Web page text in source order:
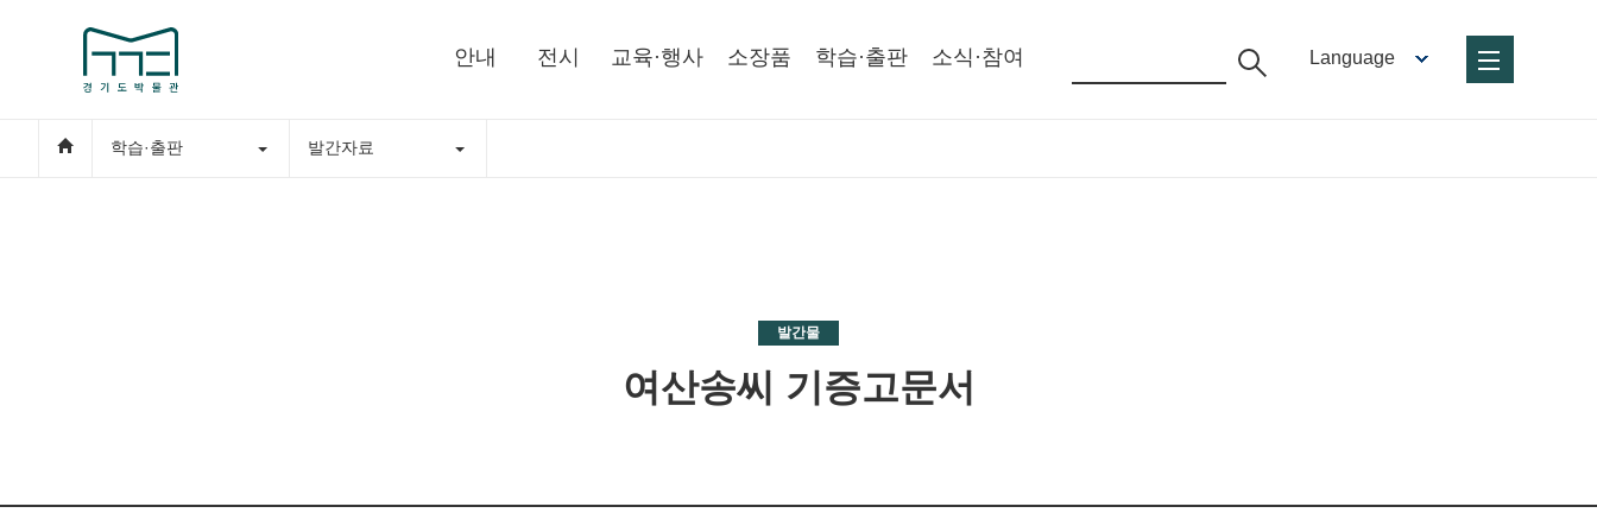
안내 전시 교육·행사 소장품 학습·출판 소식·참여 Language
학습·출판 발간자료
발간물
여산송씨 기증고문서